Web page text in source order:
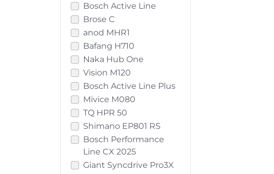
Bosch Active Line
Brose C
anod MHR1
Bafang H710
Naka Hub One
Vision M120
Bosch Active Line Plus
Mivice M080
TQ HPR 50
Shimano EP801 RS
Bosch Performance
Line CX 2025
Giant Syncdrive Pro3X